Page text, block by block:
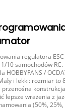
regulatora ESC
10 samochodów RC.
HOBBYFANS /
i lekki: rozmiar
lepsze wrażenia z
(50%,